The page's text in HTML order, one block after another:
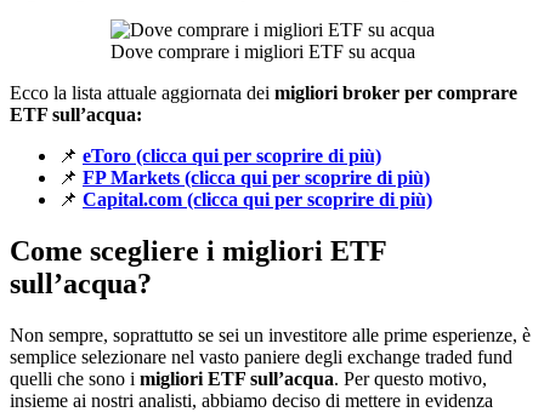
Dove comprare i migliori ETF su acqua
Ecco la lista attuale aggiornata dei migliori broker per comprare
ETF sull’acqua:
📌 eToro (clicca qui per scoprire di più)
📌 FP Markets (clicca qui per scoprire di più)
📌 Capital.com (clicca qui per scoprire di più)
Come scegliere i migliori ETF
sull’acqua?
Non sempre, soprattutto se sei un investitore alle prime esperienze, è
semplice selezionare nel vasto paniere degli exchange traded fund
quelli che sono i migliori ETF sull’acqua. Per questo motivo,
insieme ai nostri analisti, abbiamo deciso di mettere in evidenza